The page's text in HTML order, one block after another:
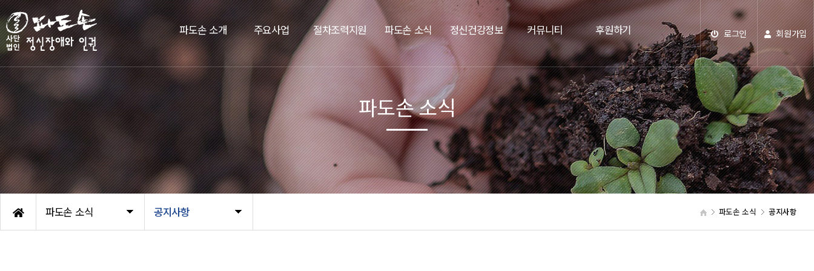
파도손 소개 주요사업 절차조력지원 파도손 소식 정신건강정보 커뮤니티 후원하기 로그인 회원가입
파도손 소식 공지사항 파도손 소식 공지사항
파도손 소식